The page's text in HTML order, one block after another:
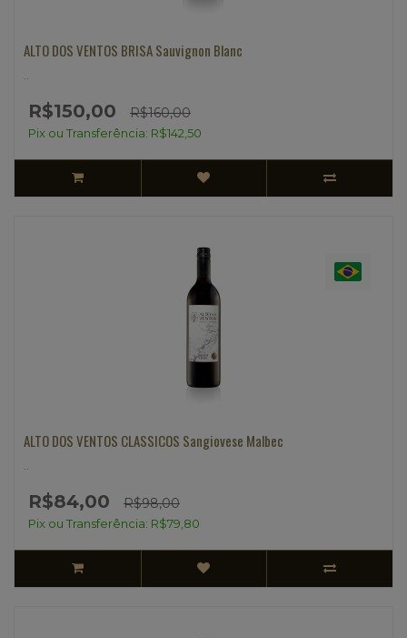
ALTO DOS VENTOS BRISA Sauvignon Blanc
R$150,00 R$160,00
Pix ou Transferência: R$142,50
ALTO DOS VENTOS CLASSICOS Sangiovese Malbec
R$84,00 R$98,00
Pix ou Transferência: R$79,80